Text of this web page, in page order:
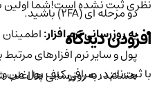
دو مرحله ای (2FA) باشید.
به روزرسانی نرم افزار:اطمینان
هستند. به روزرسانی ها اغلب
نظری ثبت نشده است!شما اولین
افزودن دیدگاه
با ثبت‌نام در صرافی کیف پول من و